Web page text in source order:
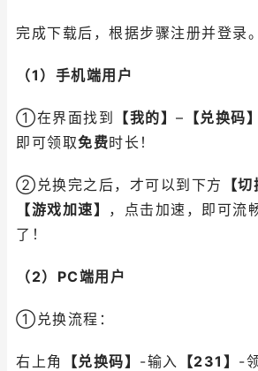
完成下载后，根据步骤注册并登录。
（1）手机端用户
①在界面找到 【我的】 – 【兑换码】
即可领取免费时长！
②兑换完之后，才可以到下方 【
【游戏加速】
，点击加速，即可流
了！
（2）PC端用户
①兑换流程：
右上角 【兑换码】 -输入 【231】 -